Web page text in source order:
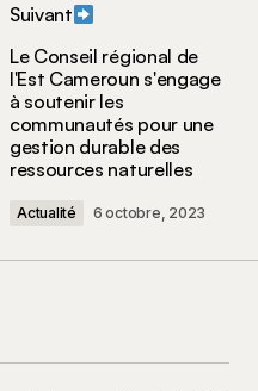
indiqués avec*
Suivant
Le Conseil régional de
l'Est Cameroun s'engage
à soutenir les
communautés pour une
gestion durable des
ressources naturelles
Actualité 6 octobre, 2023